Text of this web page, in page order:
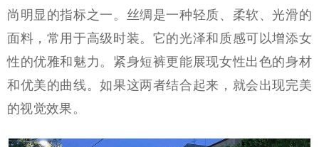
尚明显的指标之一。丝绸是一种轻质、柔软、光滑的
面料，常用于高级时装。它的光泽和质感可以增添女
性的优雅和魅力。紧身短裤更能展现女性出色的身材
和优美的曲线。如果这两者结合起来，就会出现完美
的视觉效果。